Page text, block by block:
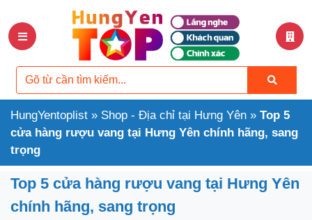
HungYentoplist » Shop - Địa chỉ tại Hưng Yên » Top 5
cửa hàng rượu vang tại Hưng Yên chính hãng, sang
trọng
Top 5 cửa hàng rượu vang tại Hưng Yên
chính hãng, sang trọng